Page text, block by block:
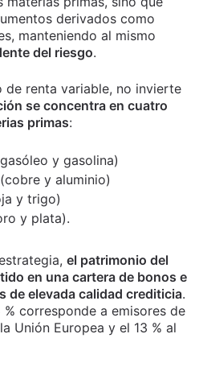
derivados como
manteniendo al mismo
del riesgo.
de renta variable, no invierte
se concentra en cuatro
primas:
y gasolina)
y aluminio)
y trigo)
y plata).
el patrimonio del
en una cartera de bonos e
de elevada calidad crediticia.
corresponde a emisores de
Unión Europea y el 13 % al